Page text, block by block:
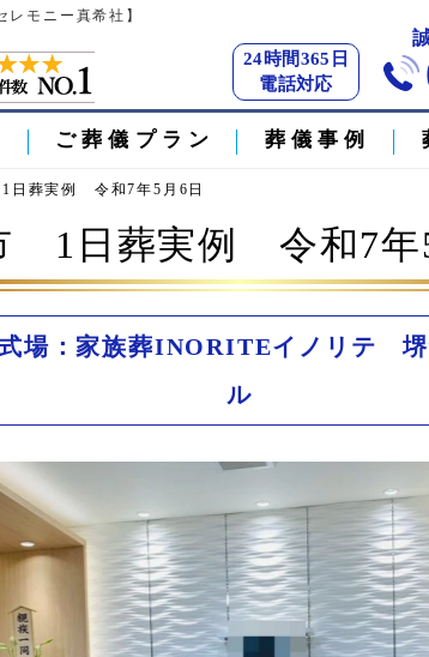
モニー真希社】
24時間365日
電話対応
ご葬儀プラン 葬儀事例
日葬実例 令和7年5月6日
1日葬実例 令和7年
場：家族葬INORITEイノリテ 堺
ル